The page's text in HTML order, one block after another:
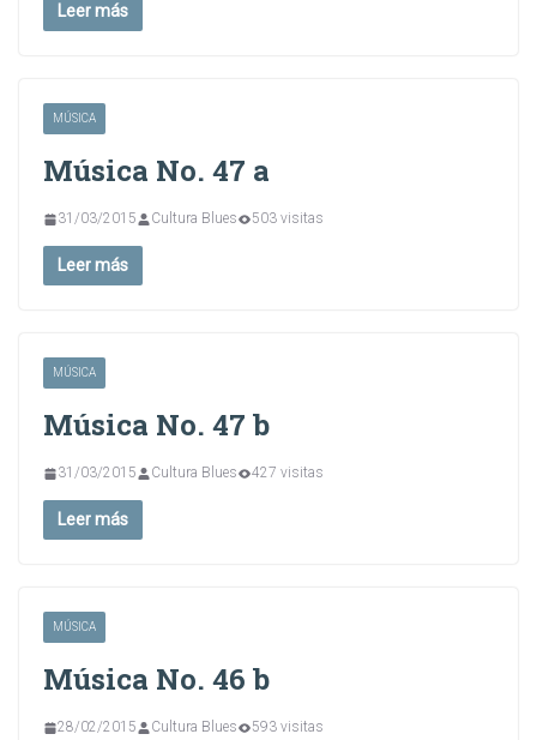
Leer más
MÚSICA
Música No. 47 a
31/03/2015 Cultura Blues 503 visitas
Leer más
MÚSICA
Música No. 47 b
31/03/2015 Cultura Blues 427 visitas
Leer más
MÚSICA
Música No. 46 b
28/02/2015 Cultura Blues 593 visitas